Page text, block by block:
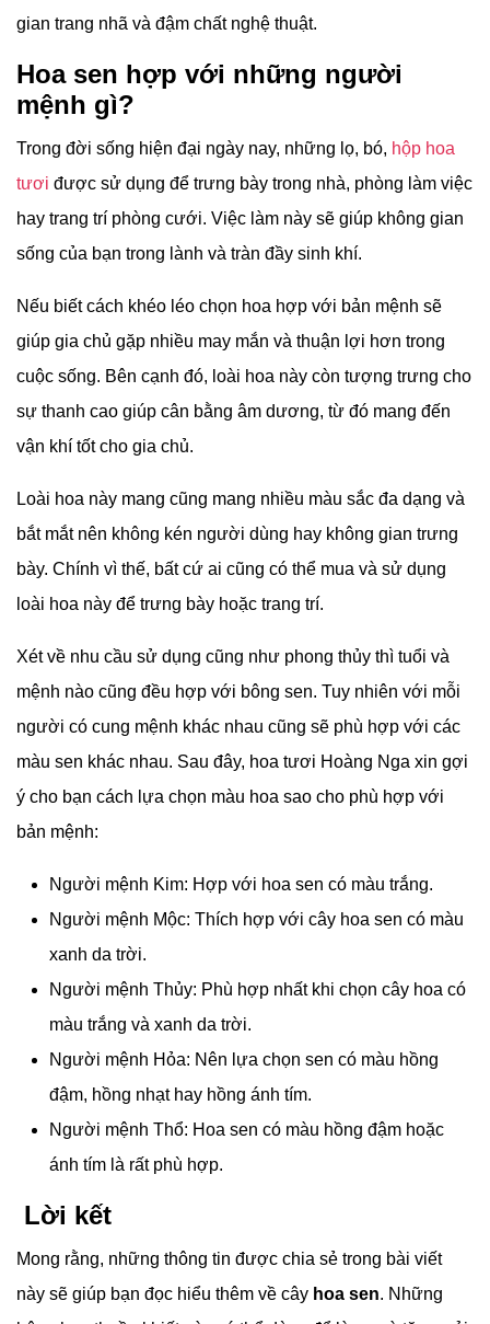
gian trang nhã và đậm chất nghệ thuật.
Hoa sen hợp với những người
mệnh gì?
Trong đời sống hiện đại ngày nay, những lọ, bó, hộp hoa
tươi được sử dụng để trưng bày trong nhà, phòng làm việc
hay trang trí phòng cưới. Việc làm này sẽ giúp không gian
sống của bạn trong lành và tràn đầy sinh khí.
Nếu biết cách khéo léo chọn hoa hợp với bản mệnh sẽ
giúp gia chủ gặp nhiều may mắn và thuận lợi hơn trong
cuộc sống. Bên cạnh đó, loài hoa này còn tượng trưng cho
sự thanh cao giúp cân bằng âm dương, từ đó mang đến
vận khí tốt cho gia chủ.
Loài hoa này mang cũng mang nhiều màu sắc đa dạng và
bắt mắt nên không kén người dùng hay không gian trưng
bày. Chính vì thế, bất cứ ai cũng có thể mua và sử dụng
loài hoa này để trưng bày hoặc trang trí.
Xét về nhu cầu sử dụng cũng như phong thủy thì tuổi và
mệnh nào cũng đều hợp với bông sen. Tuy nhiên với mỗi
người có cung mệnh khác nhau cũng sẽ phù hợp với các
màu sen khác nhau. Sau đây, hoa tươi Hoàng Nga xin gợi
ý cho bạn cách lựa chọn màu hoa sao cho phù hợp với
bản mệnh:
Người mệnh Kim: Hợp với hoa sen có màu trắng.
Người mệnh Mộc: Thích hợp với cây hoa sen có màu
xanh da trời.
Người mệnh Thủy: Phù hợp nhất khi chọn cây hoa có
màu trắng và xanh da trời.
Người mệnh Hỏa: Nên lựa chọn sen có màu hồng
đậm, hồng nhạt hay hồng ánh tím.
Người mệnh Thổ: Hoa sen có màu hồng đậm hoặc
ánh tím là rất phù hợp.
Lời kết
Mong rằng, những thông tin được chia sẻ trong bài viết
này sẽ giúp bạn đọc hiểu thêm về cây hoa sen. Những